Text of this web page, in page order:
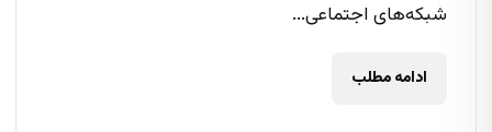
شبکه‌های اجتماعی...
ادامه مطلب